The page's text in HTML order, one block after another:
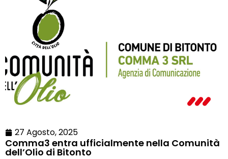
27 Agosto, 2025
Comma3 entra ufficialmente nella Comunità
dell’Olio di Bitonto